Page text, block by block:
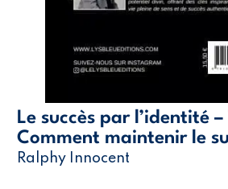
Le succès par l’identité –
Comment maintenir le
Ralphy Innocent